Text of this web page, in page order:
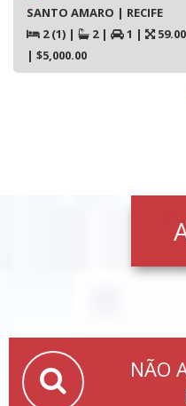
SANTO AMARO | RECIFE
2 (1) | 2 | 1 |
| $5,000.00
NÃO